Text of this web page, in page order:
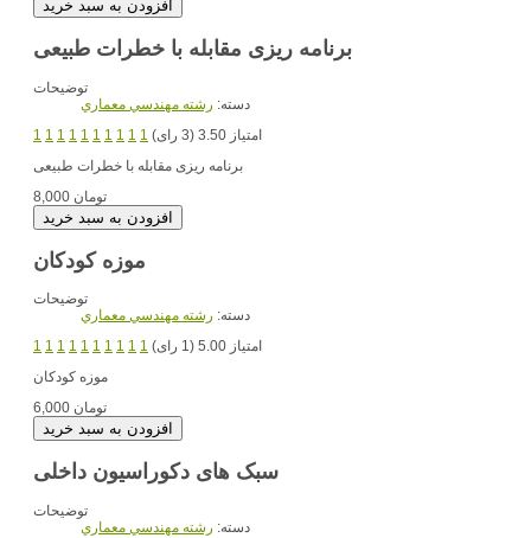
برنامه ریزی مقابله با خطرات طبیعی
توضیحات
دسته: رشته مهندسي معماري
1 1 1 1 1 1 1 1 1 1
امتیاز 3.50 (3 رای)
برنامه ریزی مقابله با خطرات طبیعی
8,000 تومان
موزه کودکان
توضیحات
دسته: رشته مهندسي معماري
1 1 1 1 1 1 1 1 1 1
امتیاز 5.00 (1 رای)
6,000 تومان
سبک های دکوراسیون داخلی
توضیحات
دسته: رشته مهندسي معماري